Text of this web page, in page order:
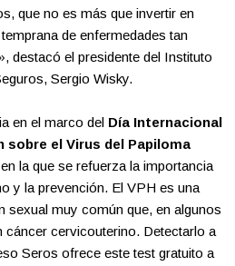
que no es más que invertir en
de enfermedades tan
destacó el presidente del Instituto
Sergio Wisky.
en el marco del Día Internacional
sobre el Virus del Papiloma
la que se refuerza la importancia
y la prevención. El VPH es una
sexual muy común que, en algunos
cáncer cervicouterino. Detectarlo a
Seros ofrece este test gratuito a